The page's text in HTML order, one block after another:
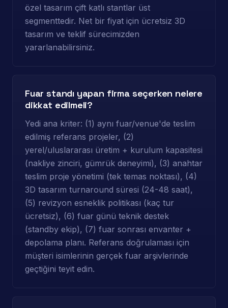
özel tasarım çift katlı stantlar üst
segmenttedir. Net bir fiyat için ücretsiz 3D
tasarım ve teklif sürecimizden
yararlanabilirsiniz.
Fuar standı yapan firma seçerken nelere
dikkat edilmeli?
Yedi ana kriter: (1) aynı fuar/venue'de teslim
edilmiş referans projeler, (2)
yerel/uluslararası üretim + kurulum kapasitesi
(nakliye zinciri, gümrük deneyimi), (3) anahtar
teslim proje yönetimi (tek temas noktası), (4)
3D tasarım turnaround süresi (24-48 saat),
(5) revizyon esneklik politikası (kaç tur
ücretsiz), (6) fuar günü teknik destek
(standby ekip), (7) fuar sonrası envanter +
depolama planı. Referans doğrulaması için
müşteri isimlerinin gerçek fuar arşivlerinde
geçtiğini teyit edin.